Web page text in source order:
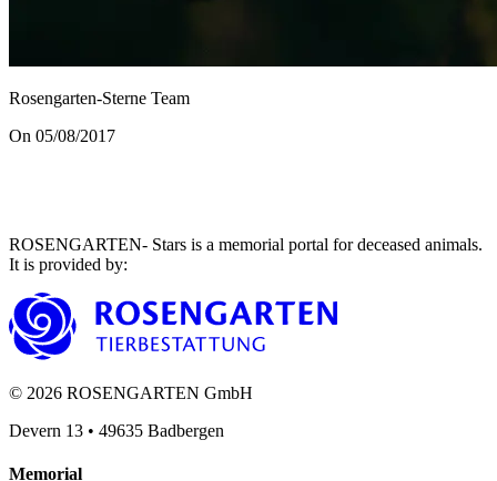
Rosengarten-Sterne Team
On 05/08/2017
ROSENGARTEN- Stars is a memorial portal for deceased animals.
It is provided by:
© 2026 ROSENGARTEN GmbH
Devern 13 • 49635 Badbergen
Memorial